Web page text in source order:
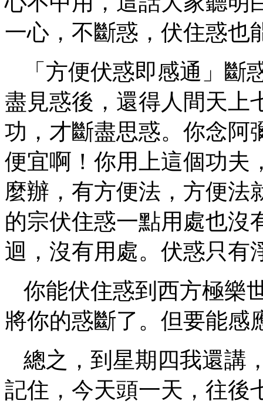
一心，不斷惑，伏住惑也
「方便伏惑即感通」
盡見惑後，還得人間天上
功，才斷盡思惑。你念阿
便宜啊！你用上這個功夫
麼辦，有方便法，方便法
的宗伏住惑一點用處也沒
迴，沒有用處。伏惑只有
你能伏住惑到西方極樂
將你的惑斷了。但要能感
總之，到星期四我還講
記住，今天頭一天，往後